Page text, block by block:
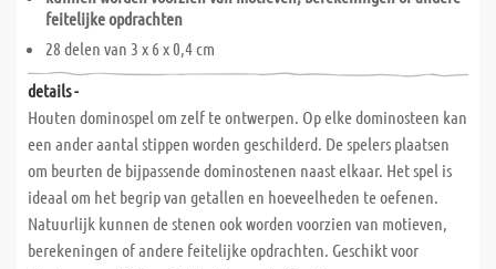
feitelijke opdrachten
28 delen van 3 x 6 x 0,4 cm
details -
Houten dominospel om zelf te ontwerpen. Op elke dominosteen kan
een ander aantal stippen worden geschilderd. De spelers plaatsen
om beurten de bijpassende dominostenen naast elkaar. Het spel is
ideaal om het begrip van getallen en hoeveelheden te oefenen.
Natuurlijk kunnen de stenen ook worden voorzien van motieven,
berekeningen of andere feitelijke opdrachten. Geschikt voor